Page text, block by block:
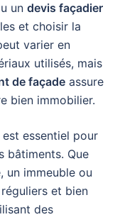
un devis façadier
et choisir la
varier en
utilisés, mais
de façade assure
bien immobilier.
est essentiel pour
bâtiments. Que
un immeuble ou
et bien
des